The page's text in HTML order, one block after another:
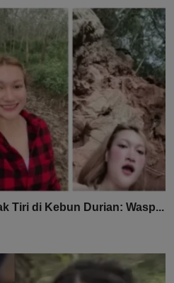
Tiri di Kebun Durian: Wasp...